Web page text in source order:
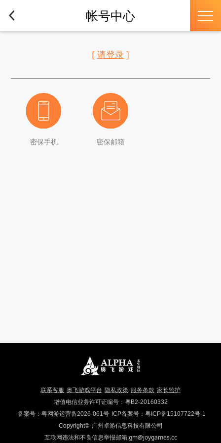
帐号中心
[ 请登录 ]
密保手机 密保邮箱
联系客服 奥飞游戏平台 隐私政策 服务条款 家长监护
增值电信业务许可证编号：粤B2-20160332
备案号：粤网游运营备2026-061号 ICP备案号：粤ICP备15107722号-1
Copyright© 广州卓游信息科技有限公司
互联网违法和不良信息举报邮箱:gm@joygames.cc